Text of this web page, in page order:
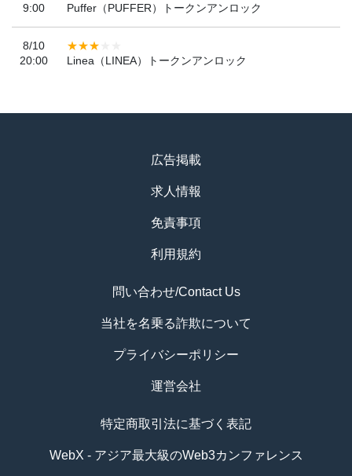
9:00
Puffer（PUFFER）トークンアンロック
8/10
20:00
Linea（LINEA）トークンアンロック
広告掲載
求人情報
免責事項
利用規約
問い合わせ/Contact Us
当社を名乗る詐欺について
プライバシーポリシー
運営会社
特定商取引法に基づく表記
WebX - アジア最大級のWeb3カンファレンス